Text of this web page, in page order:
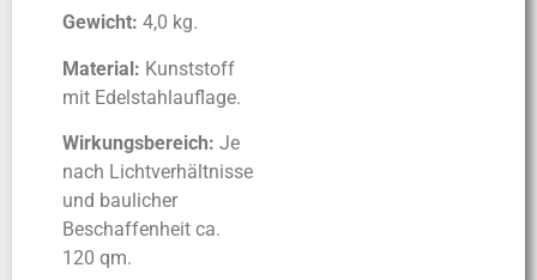
Gewicht: 4,0 kg.
Material: Kunststoff
mit Edelstahlauflage.
Wirkungsbereich: Je
nach Lichtverhältnisse
und baulicher
Beschaffenheit ca.
120 qm.